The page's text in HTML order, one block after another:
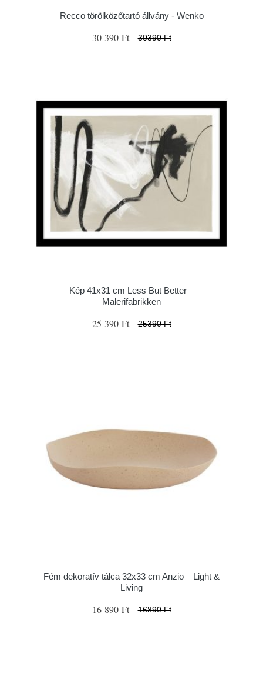
Recco törölközőtartó állvány - Wenko
30 390 Ft 30390 Ft
Kép 41x31 cm Less But Better –
Malerifabrikken
25 390 Ft 25390 Ft
Fém dekoratív tálca 32x33 cm Anzio – Light &
Living
16 890 Ft 16890 Ft